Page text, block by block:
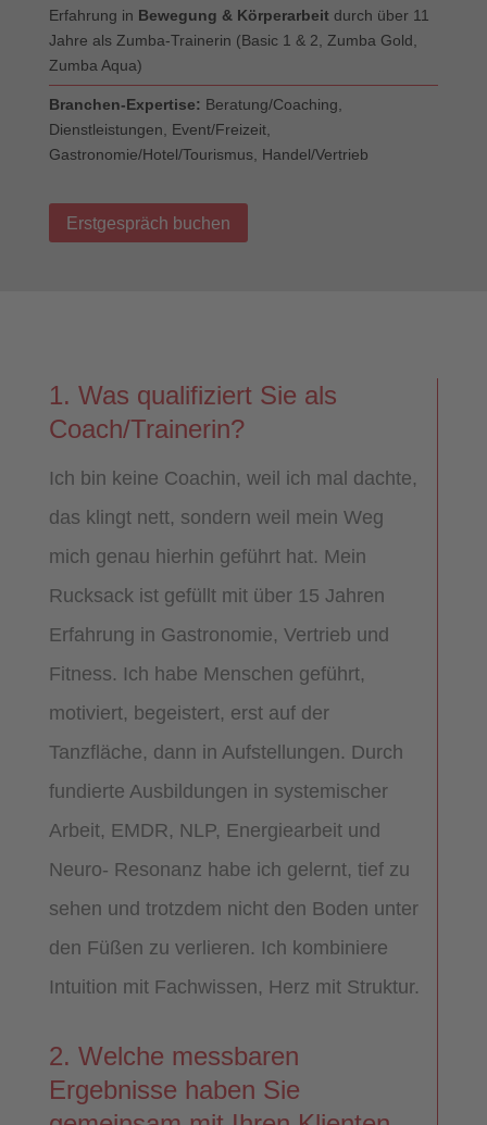
Erfahrung in Bewegung & Körperarbeitdurch über 11
Jahre als Zumba-Trainerin (Basic 1 & 2, Zumba Gold,
Zumba Aqua)
Branchen-Expertise: Beratung/Coaching,
Dienstleistungen, Event/Freizeit,
Gastronomie/Hotel/Tourismus, Handel/Vertrieb
Erstgespräch buchen
1. Was qualifiziert Sie als
Coach/Trainerin?
Ich bin keine Coachin, weil ich mal dachte,
das klingt nett, sondern weil mein Weg
mich genau hierhin geführt hat. Mein
Rucksack ist gefüllt mit über 15 Jahren
Erfahrung in Gastronomie, Vertrieb und
Fitness. Ich habe Menschen geführt,
motiviert, begeistert, erst auf der
Tanzfläche, dann in Aufstellungen. Durch
fundierte Ausbildungen in systemischer
Arbeit, EMDR, NLP, Energiearbeit und
Neuro- Resonanz habe ich gelernt, tief zu
sehen und trotzdem nicht den Boden unter
den Füßen zu verlieren. Ich kombiniere
Intuition mit Fachwissen, Herz mit Struktur.
2. Welche messbaren
Ergebnisse haben Sie